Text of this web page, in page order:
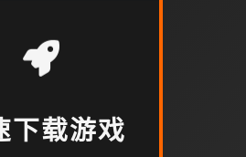
下载游戏